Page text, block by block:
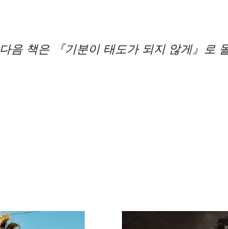
다음 책은 『기분이 태도가 되지 않게』로